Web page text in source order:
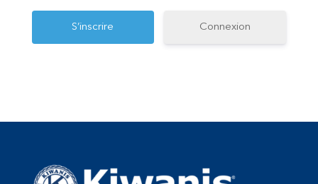
Connexion